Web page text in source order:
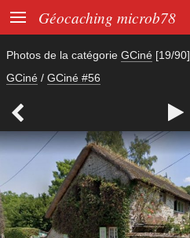
 Géocaching microb78
Photos de la catégorie GCiné [19/90]
GCiné / GCiné #56
 